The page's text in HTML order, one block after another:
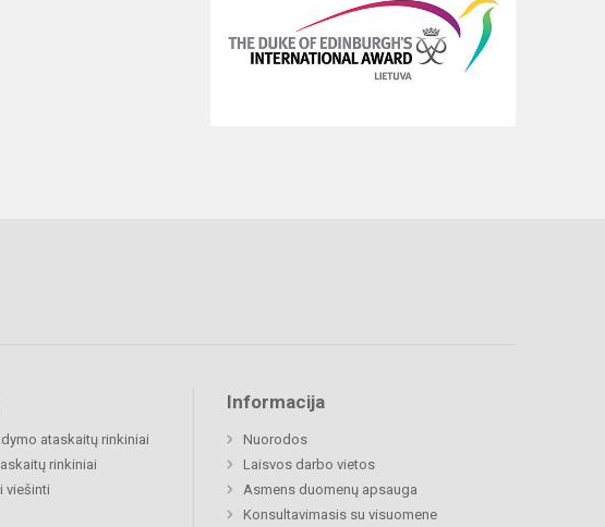
ataskaitų rinkiniai
rinkiniai
viešinti
Informacija
Nuorodos
Laisvos darbo vietos
Asmens duomenų apsauga
Konsultavimasis su visuomene